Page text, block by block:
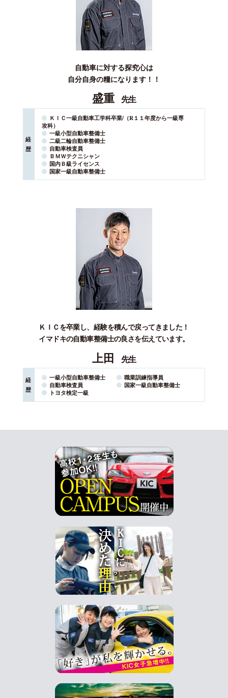
自動車に対する探究心は
自分自身の糧になります！！
盛重 先生
経
歴
ＫＩＣ一級自動車工学科卒業/（R１１年度から一級専
攻科）
一級小型自動車整備士
二級二輪自動車整備士
自動車検査員
ＢＭＷテクニシャン
国内Ｂ級ライセンス
国家⼀級⾃動⾞整備⼠
ＫＩＣを卒業し、経験を積んで戻ってきました！
イマドキの自動車整備士の良さを伝えています。
上田 先生
経
歴
一級小型自動車整備士
自動車検査員
トヨタ検定一級
職業訓練指導員
国家⼀級⾃動⾞整備⼠